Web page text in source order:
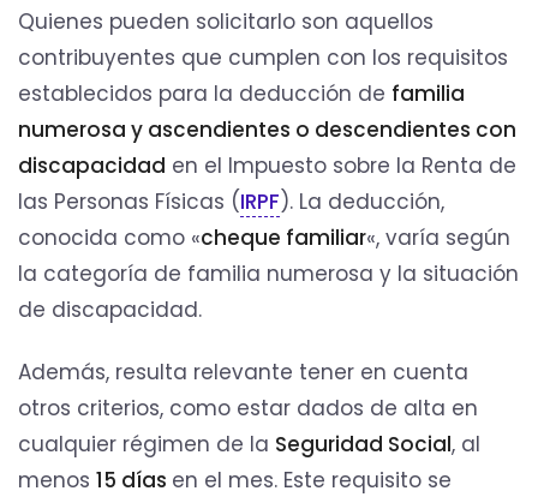
Quienes pueden solicitarlo son aquellos
contribuyentes que cumplen con los requisitos
establecidos para la deducción de familia
numerosa y ascendientes o descendientes con
discapacidad en el Impuesto sobre la Renta de
las Personas Físicas (IRPF). La deducción,
conocida como «cheque familiar«, varía según
la categoría de familia numerosa y la situación
de discapacidad.
Además, resulta relevante tener en cuenta
otros criterios, como estar dados de alta en
cualquier régimen de la Seguridad Social, al
menos 15 días en el mes. Este requisito se